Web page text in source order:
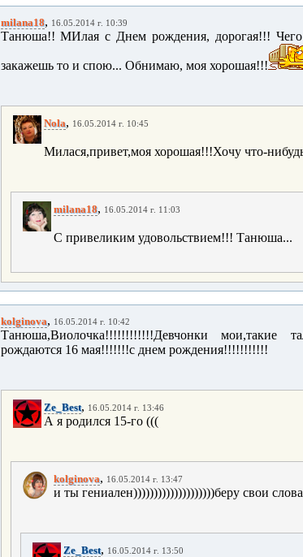
milana18, 16.05.2014 г. 10:39
Танюша!! МИлая с Днем рождения, дорогая!!!
закажешь то и спою... Обнимаю, моя хорошая!!!
Nola, 16.05.2014 г. 10:45
Милася,привет,моя хорошая!!!Хочу что-
milana18, 16.05.2014 г. 11:03
С привеликим удовольствием!!! Танюша...
kolginova, 16.05.2014 г. 10:42
Танюша,Виолочка!!!!!!!!!!!!Девчонки мои,такие
рождаются 16 мая!!!!!!!с днем рождения!!!!!!!!!!!
Ze_Best, 16.05.2014 г. 13:46
А я родился 15-го (((
kolginova, 16.05.2014 г. 13:47
и ты гениален))))))))))))))))))))беру свои
Ze_Best, 16.05.2014 г. 13:50